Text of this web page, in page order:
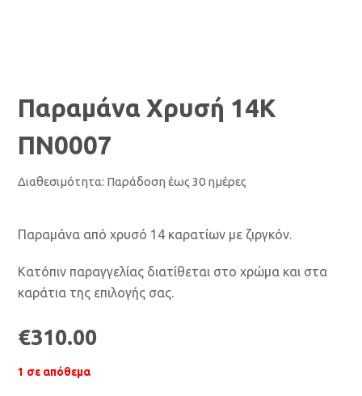
Παραμάνα Χρυσή 14Κ
ΠΝ0007
Διαθεσιμότητα: Παράδοση έως 30 ημέρες
Παραμάνα από χρυσό 14 καρατίων με ζιργκόν.
Κατόπιν παραγγελίας διατίθεται στο χρώμα και στα
καράτια της επιλογής σας.
€310.00
1 σε απόθεμα